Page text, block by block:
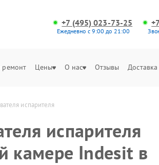
+7 (495) 023-73-25
Ежедневно с 9:00 до 21:00
Цены О нас Отзывы Доставка
испарителя
испарителя
камере Indesit в